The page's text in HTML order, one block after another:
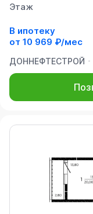
Этаж
В ипотеку
от 10 969 ₽/мес
ДОННЕФТЕСТРОЙ